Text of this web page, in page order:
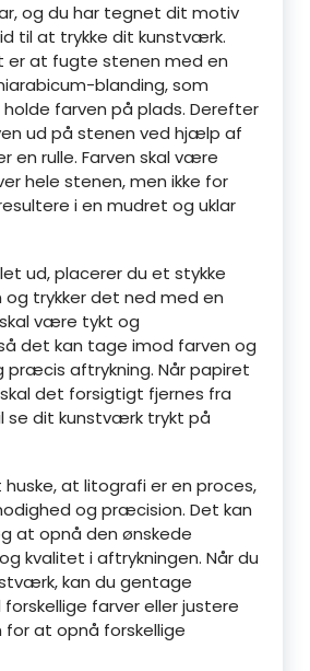
og du har tegnet dit motiv
til at trykke dit kunstværk.
er at fugte stenen med en
blanding, som
farven på plads. Derefter
ud på stenen ved hjælp af
en rulle. Farven skal være
hele stenen, men ikke for
i en mudret og uklar
ud, placerer du et stykke
trykker det ned med en
være tykt og
det kan tage imod farven og
præcis aftrykning. Når papiret
det forsigtigt fjernes fra
se dit kunstværk trykt på
at litografi er en proces,
og præcision. Det kan
at opnå den ønskede
kvalitet i aftrykningen. Når du
kan du gentage
farver eller justere
at opnå forskellige